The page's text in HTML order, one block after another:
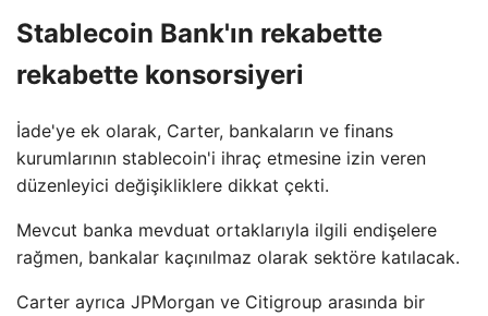
Stablecoin Bank'ın rekabette
rekabette konsorsiyeri
İade'ye ek olarak, Carter, bankaların ve finans
kurumlarının stablecoin'i ihraç etmesine izin veren
düzenleyici değişikliklere dikkat çekti.
Mevcut banka mevduat ortaklarıyla ilgili endişelere
rağmen, bankalar kaçınılmaz olarak sektöre katılacak.
Carter ayrıca JPMorgan ve Citigroup arasında bir